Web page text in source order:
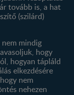
tovább is, a hat
(szilárd)
mindig
hogy
hogyan tápláld
elkezdésére
nem
nehezen